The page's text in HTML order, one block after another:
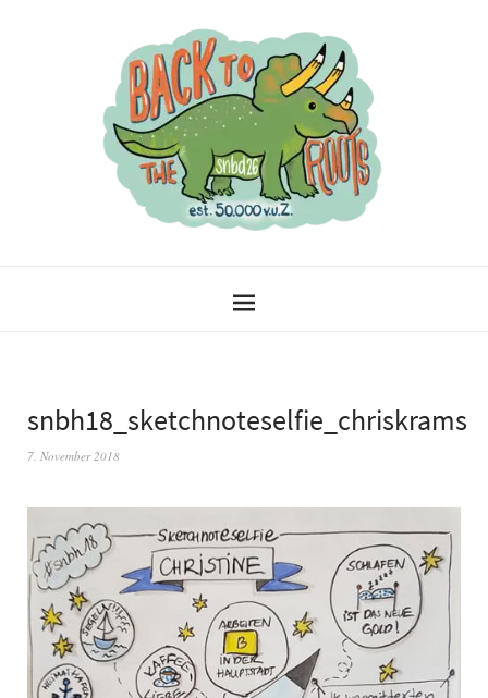
snbh18_sketchnoteselfie_chriskrams
7. November 2018